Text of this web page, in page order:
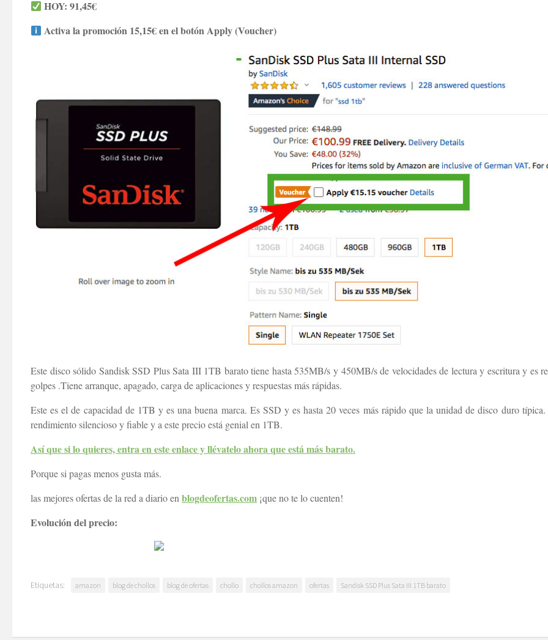
HOY: 91,45€
Activa la promoción 15,15€ en el botón Apply (Voucher)
Este disco sólido Sandisk SSD Plus Sata III 1TB barato tiene hasta 535MB/s y 450MB/s de velocidades de lectura y escritura y es
golpes .Tiene arranque, apagado, carga de aplicaciones y respuestas más rápidas.
Este es el de capacidad de 1TB y es una buena marca. Es SSD y es hasta 20 veces más rápido que la unidad de disco duro
rendimiento silencioso y fiable y a este precio está genial en 1TB.
Así que si lo quieres, entra en este enlace y llévatelo ahora que está más barato.
Porque si pagas menos gusta más.
las mejores ofertas de la red a diario enblogdeofertas.com ¡que no te lo cuenten!
Evolución del precio:
Etiquetas: amazon blog de chollos blog de ofertas chollo chollos amazon ofertas Sandisk SSD Plus Sata III 1TB barato